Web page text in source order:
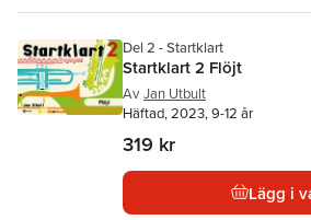
Del 2 - Startklart
Startklart 2 Flöjt
Av Jan Utbult
Häftad, 2023, 9-12 år
319 kr
Lägg i